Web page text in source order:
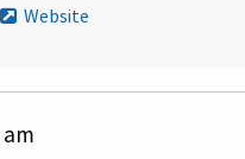
Website